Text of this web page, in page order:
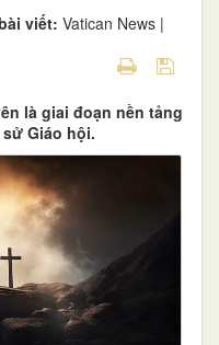
viết: Vatican News |
là giai đoạn nền tảng
Giáo hội.